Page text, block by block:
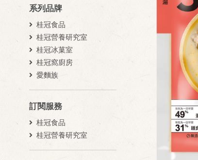
系列品牌
桂冠食品
桂冠營養研究室
桂冠冰菓室
桂冠窩廚房
愛麵族
訂閱服務
桂冠食品
桂冠營養研究室